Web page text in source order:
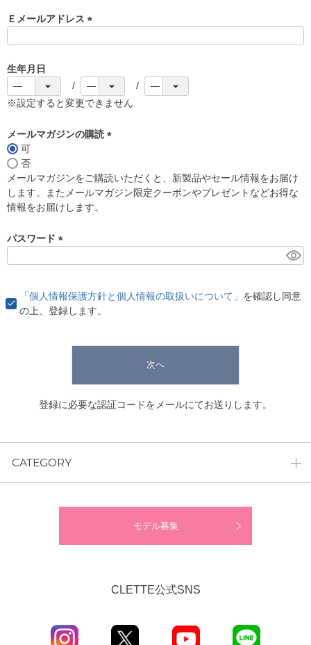
)
Ｅメールアドレス
)
生年月日
※設定すると変更できません
メールマガジンの購読
須
)
可
否
メールマガジンをご購読いただくと、新製品やセール情報をお届け
します。またメールマガジン限定クーポンやプレゼントなどお得な
情報をお届けします。
パスワード
)
「個人情報保護方針と個人情報の取扱いについて」 を確認し同意
の上、登録します。
次へ
登録に必要な認証コードをメールにてお送りします。
CATEGORY
モデル募集
CLETTE公式SNS